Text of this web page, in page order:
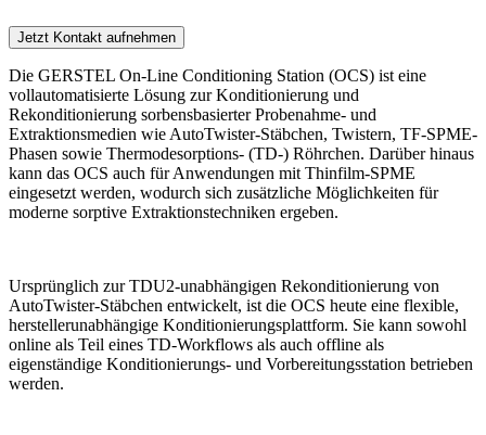
Jetzt Kontakt aufnehmen
Form Dialog
Die GERSTEL On-Line Conditioning Station (OCS) ist eine
vollautomatisierte Lösung zur Konditionierung und
Rekonditionierung sorbensbasierter Probenahme- und
Extraktionsmedien wie AutoTwister-Stäbchen, Twistern, TF-SPME-
Phasen sowie Thermodesorptions- (TD-) Röhrchen. Darüber hinaus
kann das OCS auch für Anwendungen mit Thinfilm-SPME
eingesetzt werden, wodurch sich zusätzliche Möglichkeiten für
moderne sorptive Extraktionstechniken ergeben.
Ursprünglich zur TDU2-unabhängigen Rekonditionierung von
AutoTwister-Stäbchen entwickelt, ist die OCS heute eine flexible,
herstellerunabhängige Konditionierungsplattform. Sie kann sowohl
online als Teil eines TD-Workflows als auch offline als
eigenständige Konditionierungs- und Vorbereitungsstation betrieben
werden.